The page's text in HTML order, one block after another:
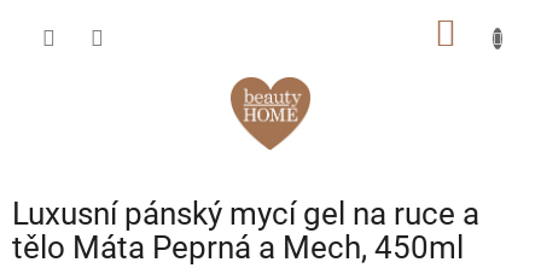
Luxusní pánský mycí gel na ruce a
tělo Máta Peprná a Mech, 450ml